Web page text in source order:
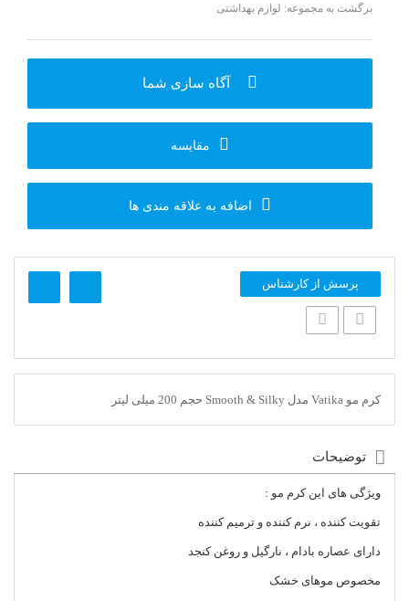
برگشت به مجموعه: لوازم بهداشتی
آگاه سازی شما
مقایسه
اضافه به علاقه مندی ها
پرسش از کارشناس
کرم مو Vatika مدل Smooth & Silky حجم 200 میلی لیتر
توضیحات
ویژگی های این کرم مو :
تقویت کننده ، نرم کننده و ترمیم کننده
دارای عصاره بادام ، نارگیل و روغن کنجد
مخصوص موهای خشک